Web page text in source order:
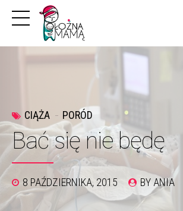
CIĄŻA PORÓD
Bać się nie będę
8 PAŹDZIERNIKA, 2015 BY ANIA